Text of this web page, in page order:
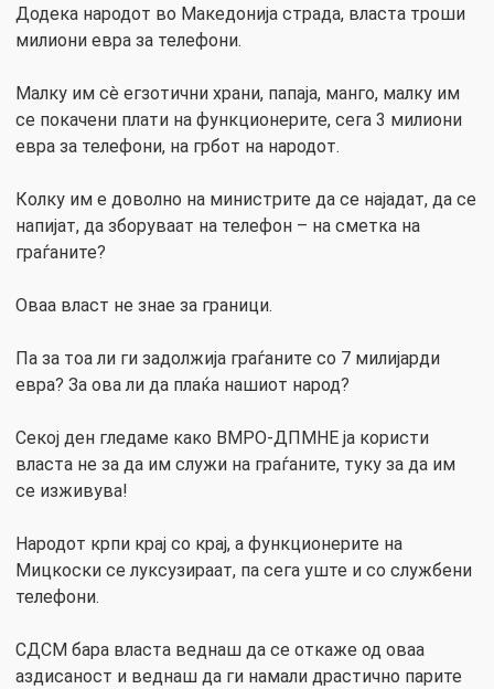
Додека народот во Македонија страда, власта троши
милиони евра за телефони.
Малку им сè егзотични храни, папаја, манго, малку им
се покачени плати на функционерите, сега 3 милиони
евра за телефони, на грбот на народот.
Колку им е доволно на министрите да се најадат, да се
напијат, да зборуваат на телефон – на сметка на
граѓаните?
Оваа власт не знае за граници.
Па за тоа ли ги задолжија граѓаните со 7 милијарди
евра? За ова ли да плаќа нашиот народ?
Секој ден гледаме како ВМРО-ДПМНЕ ја користи
власта не за да им служи на граѓаните, туку за да им
се изживува!
Народот крпи крај со крај, а функционерите на
Мицкоски се луксузираат, па сега уште и со службени
телефони.
СДСМ бара власта веднаш да се откаже од оваа
аздисаност и веднаш да ги намали драстично парите